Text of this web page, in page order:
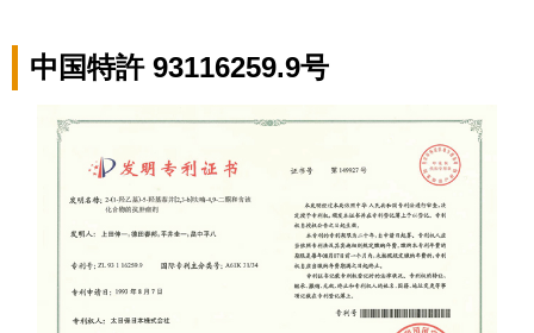
中国特許 93116259.9号